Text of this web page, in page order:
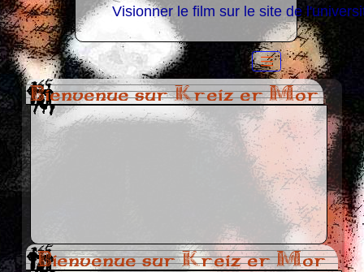
Visionner le film sur le site de
Bienvenue sur Kreiz er Mor
Bienvenue sur Kreiz er Mor